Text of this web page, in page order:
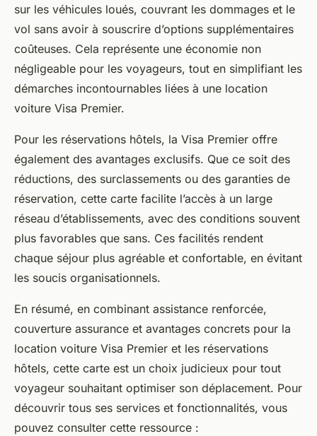
sur les véhicules loués, couvrant les dommages et le
vol sans avoir à souscrire d’options supplémentaires
coûteuses. Cela représente une économie non
négligeable pour les voyageurs, tout en simplifiant les
démarches incontournables liées à une location
voiture Visa Premier.
Pour les réservations hôtels, la Visa Premier offre
également des avantages exclusifs. Que ce soit des
réductions, des surclassements ou des garanties de
réservation, cette carte facilite l’accès à un large
réseau d’établissements, avec des conditions souvent
plus favorables que sans. Ces facilités rendent
chaque séjour plus agréable et confortable, en évitant
les soucis organisationnels.
En résumé, en combinant assistance renforcée,
couverture assurance et avantages concrets pour la
location voiture Visa Premier et les réservations
hôtels, cette carte est un choix judicieux pour tout
voyageur souhaitant optimiser son déplacement. Pour
découvrir tous ses services et fonctionnalités, vous
pouvez consulter cette ressource :